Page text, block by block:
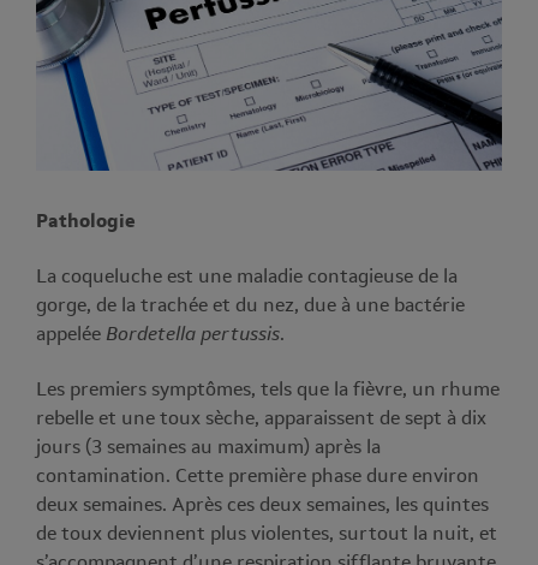
Pathologie
La coqueluche est une maladie contagieuse de la
gorge, de la trachée et du nez, due à une bactérie
appelée Bordetella pertussis.
Les premiers symptômes, tels que la fièvre, un rhume
rebelle et une toux sèche, apparaissent de sept à dix
jours (3 semaines au maximum) après la
contamination. Cette première phase dure environ
deux semaines. Après ces deux semaines, les quintes
de toux deviennent plus violentes, surtout la nuit, et